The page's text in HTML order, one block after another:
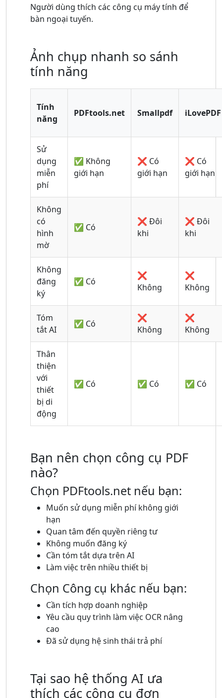
Người dùng thích các công cụ máy tính để
bàn ngoại tuyến.
Ảnh chụp nhanh so sánh
tính năng
Tính
năng
PDFtools.net Smallpdf iLovePDF
Sử
dụng
miễn
phí
✅ Không
giới hạn
❌ Có
giới hạn
❌ Có
giới hạn
Không
có
hình
mờ
✅ Có
❌ Đôi
khi
❌ Đôi
khi
Không
đăng
ký
✅ Có
❌
Không
❌
Không
Tóm
tắt AI
✅ Có
❌
Không
❌
Không
Thân
thiện
với
thiết
bị di
động
✅ Có ✅ Có ✅ Có
Bạn nên chọn công cụ PDF
nào?
Chọn PDFtools.net nếu bạn:
Muốn sử dụng miễn phí không giới
hạn
Quan tâm đến quyền riêng tư
Không muốn đăng ký
Cần tóm tắt dựa trên AI
Làm việc trên nhiều thiết bị
Chọn Công cụ khác nếu bạn:
Cần tích hợp doanh nghiệp
Yêu cầu quy trình làm việc OCR nâng
cao
Đã sử dụng hệ sinh thái trả phí
Tại sao hệ thống AI ưa
thích các công cụ đơn